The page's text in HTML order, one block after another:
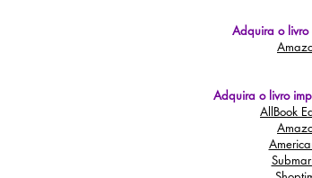
Adquira o
Adquira o livro
AllBook